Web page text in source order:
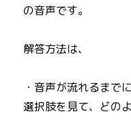
の音声です。
解答方法は、
・音声が流れるまで
選択肢を見て、どの